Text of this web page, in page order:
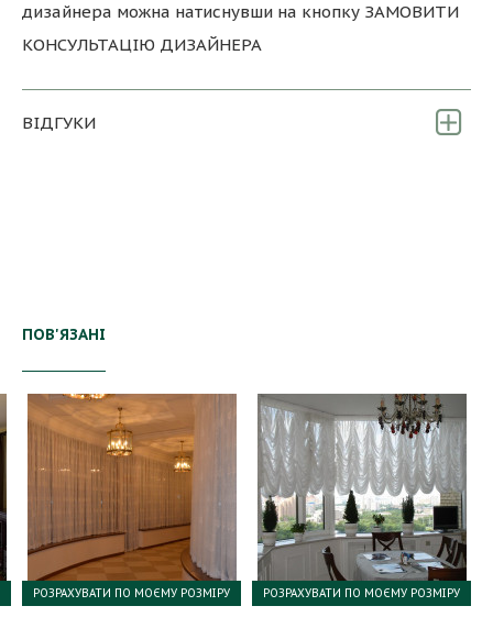
дизайнера можна натиснувши на кнопку ЗАМОВИТИ
КОНСУЛЬТАЦІЮ ДИЗАЙНЕРА
ВІДГУКИ
ПОВ'ЯЗАНІ
РОЗРАХУВАТИ ПО МОЄМУ РОЗМІРУ РОЗРАХУВАТИ ПО МОЄМУ РОЗМІРУ